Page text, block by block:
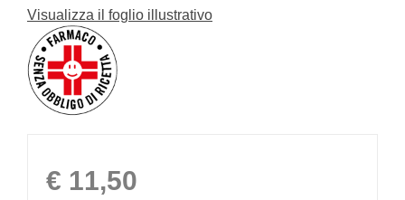
Visualizza il foglio illustrativo
Prezzo
€ 11,50